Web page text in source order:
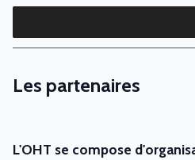
Les partenaires
L'OHT se compose